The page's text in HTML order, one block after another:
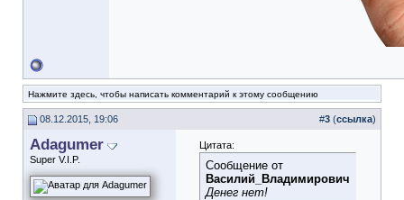
Нажмите здесь, чтобы написать комментарий к этому сообщению
08.12.2015, 19:06 #3 (ссылка)
Adagumer
Super V.I.P.
Цитата:
Сообщение от
Василий_Владимирович
Денег нет!